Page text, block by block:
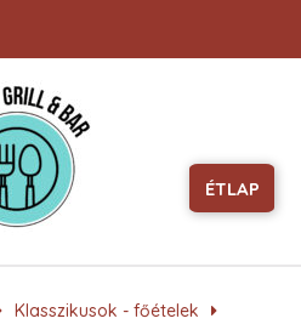
Klasszikusok - főételek
ÉTLAP